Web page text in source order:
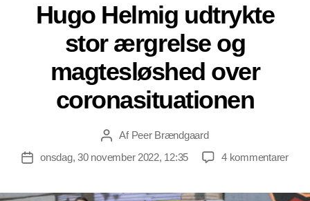
Hugo Helmig udtrykte
stor ærgrelse og
magtesløshed over
coronasituationen
Indlægsforfatter
Af Peer Brændgaard
Indlægsdato
onsdag, 30 november 2022, 12:35 4 kommentarertil